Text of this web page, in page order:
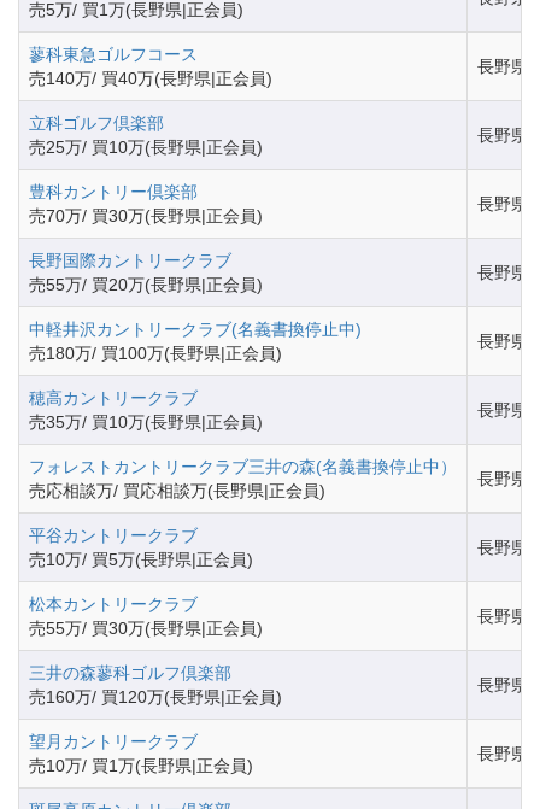
売5万/ 買1万(長野県|正会員)
蓼科東急ゴルフコース
売140万/ 買40万(長野県|正会員)
長野県
立科ゴルフ倶楽部
売25万/ 買10万(長野県|正会員)
長野県
豊科カントリー倶楽部
売70万/ 買30万(長野県|正会員)
長野県
長野国際カントリークラブ
売55万/ 買20万(長野県|正会員)
長野県
中軽井沢カントリークラブ(名義書換停止中)
売180万/ 買100万(長野県|正会員)
長野県
穂高カントリークラブ
売35万/ 買10万(長野県|正会員)
長野県
フォレストカントリークラブ三井の森(名義書換停止中）
売応相談万/ 買応相談万(長野県|正会員)
長野県
平谷カントリークラブ
売10万/ 買5万(長野県|正会員)
長野県
松本カントリークラブ
売55万/ 買30万(長野県|正会員)
長野県
三井の森蓼科ゴルフ倶楽部
売160万/ 買120万(長野県|正会員)
長野県
望月カントリークラブ
売10万/ 買1万(長野県|正会員)
長野県